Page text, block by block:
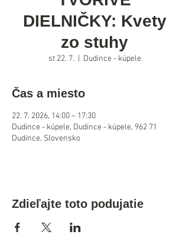
DIELNIČKY: Kvety
zo stuhy
st 22. 7. Dudince - kúpele
Čas a miesto
22. 7. 2026, 14:00 – 17:30
Dudince - kúpele, Dudince - kúpele, 962 71
Dudince, Slovensko
Zdieľajte toto podujatie